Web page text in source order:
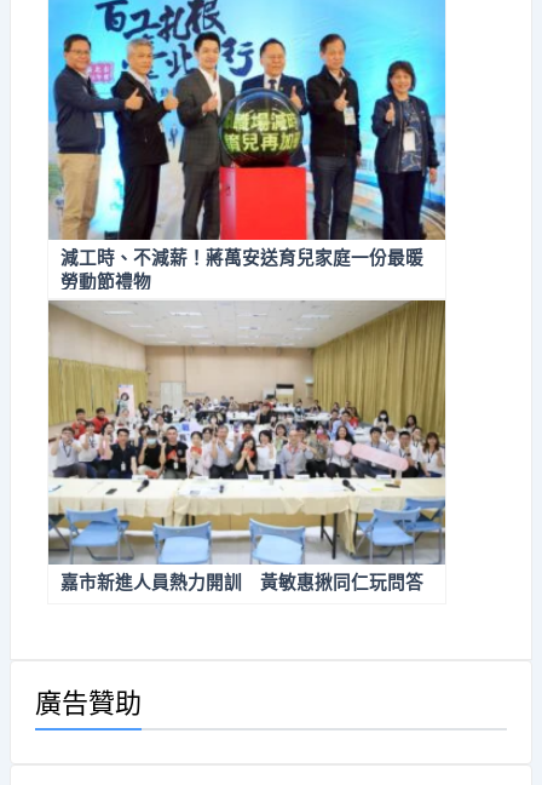
減工時、不減薪！蔣萬安送育兒家庭一份最暖
勞動節禮物
嘉市新進人員熱力開訓 黃敏惠揪同仁玩問答
廣告贊助